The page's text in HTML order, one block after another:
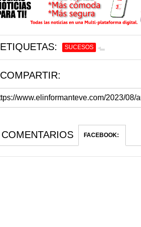
ETIQUETAS: SUCESOS
COMPARTIR:
COMENTARIOS FACEBOOK: